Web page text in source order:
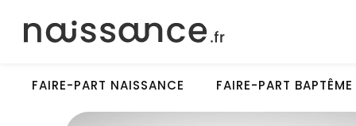
FAIRE-PART NAISSANCE FAIRE-PART BAPTÊME